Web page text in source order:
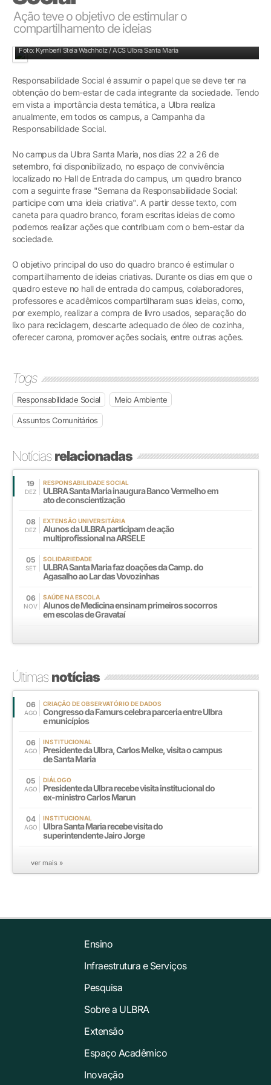
Ação teve o objetivo de estimular o
compartilhamento de ideias
Foto: Kymberli Stela Wachholz / ACS Ulbra Santa Maria
Responsabilidade Social é assumir o papel que se deve ter na
obtenção do bem-estar de cada integrante da sociedade. Tendo
em vista a importância desta temática, a Ulbra realiza
anualmente, em todos os campus, a Campanha da
Responsabilidade Social.
No campus da Ulbra Santa Maria, nos dias 22 a 26 de
setembro, foi disponibilizado, no espaço de convivência
localizado no Hall de Entrada do campus, um quadro branco
com a seguinte frase "Semana da Responsabilidade Social:
participe com uma ideia criativa". A partir desse texto, com
caneta para quadro branco, foram escritas ideias de como
podemos realizar ações que contribuam com o bem-estar da
sociedade.
O objetivo principal do uso do quadro branco é estimular o
compartilhamento de ideias criativas. Durante os dias em que o
quadro esteve no hall de entrada do campus, colaboradores,
professores e acadêmicos compartilharam suas ideias, como,
por exemplo, realizar a compra de livro usados, separação do
lixo para reciclagem, descarte adequado de óleo de cozinha,
oferecer carona, promover ações sociais, entre outras ações.
Tags
Responsabilidade Social Meio Ambiente
Assuntos Comunitários
Notíciasrelacionadas
19
DEZ
RESPONSABILIDADE SOCIAL
ULBRA Santa Maria inaugura Banco Vermelho em
ato de conscientização
08
DEZ
EXTENSÃO UNIVERSITÁRIA
Alunos da ULBRA participam de ação
multiprofissional na ARSELE
05
SET
SOLIDARIEDADE
ULBRA Santa Maria faz doações da Camp. do
Agasalho ao Lar das Vovozinhas
06
NOV
SAÚDE NA ESCOLA
Alunos de Medicina ensinam primeiros socorros
em escolas de Gravataí
Últimasnotícias
06
AGO
CRIAÇÃO DE OBSERVATÓRIO DE DADOS
Congresso da Famurs celebra parceria entre Ulbra
e municípios
06
AGO
INSTITUCIONAL
Presidente da Ulbra, Carlos Melke, visita o campus
de Santa Maria
05
AGO
DIÁLOGO
Presidente da Ulbra recebe visita institucional do
ex-ministro Carlos Marun
04
AGO
INSTITUCIONAL
Ulbra Santa Maria recebe visita do
superintendente Jairo Jorge
ver mais »
Ensino
Infraestrutura e Serviços
Pesquisa
Sobre a ULBRA
Extensão
Espaço Acadêmico
Inovação